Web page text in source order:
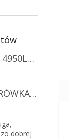
Lampa LED RIGEL 55W, 4950LM, E27, 6500K [WL-10]
SPECTRUM LED E27 ŻARÓWKA LED 9W, A60/10-PACK!
dobrej